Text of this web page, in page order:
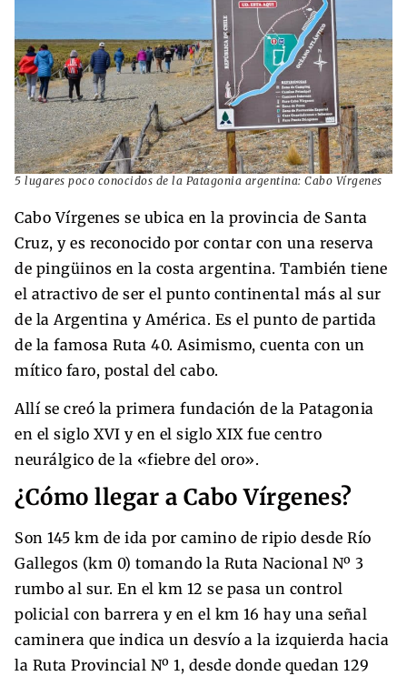
5 lugares poco conocidos de la Patagonia argentina: Cabo Vírgenes
Cabo Vírgenes se ubica en la provincia de Santa
Cruz, y es reconocido por contar con una reserva
de pingüinos en la costa argentina. También tiene
el atractivo de ser el punto continental más al sur
de la Argentina y América. Es el punto de partida
de la famosa Ruta 40. Asimismo, cuenta con un
mítico faro, postal del cabo.
Allí se creó la primera fundación de la Patagonia
en el siglo XVI y en el siglo XIX fue centro
neurálgico de la «fiebre del oro».
¿Cómo llegar a Cabo Vírgenes?
Son 145 km de ida por camino de ripio desde Río
Gallegos (km 0) tomando la Ruta Nacional Nº 3
rumbo al sur. En el km 12 se pasa un control
policial con barrera y en el km 16 hay una señal
caminera que indica un desvío a la izquierda hacia
la Ruta Provincial Nº 1, desde donde quedan 129